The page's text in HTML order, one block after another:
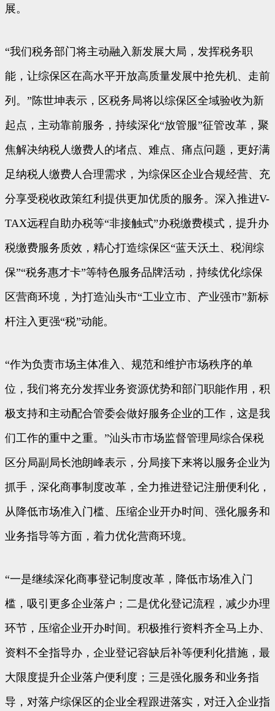
展。
“我们税务部门将主动融入新发展大局，发挥税务职
能，让综保区在高水平开放高质量发展中抢先机、走前
列。”陈世坤表示，区税务局将以综保区全域验收为新
起点，主动靠前服务，持续深化“放管服”征管改革，聚
焦解决纳税人缴费人的堵点、难点、痛点问题，更好满
足纳税人缴费人合理需求，为综保区企业合规经营、充
分享受税收政策红利提供更加优质的服务。深入推进V-
TAX远程自助办税等“非接触式”办税缴费模式，提升办
税缴费服务质效，精心打造综保区“蓝天沃土、税润综
保”“税务惠才卡”等特色服务品牌活动，持续优化综保
区营商环境，为打造汕头市“工业立市、产业强市”新标
杆注入更强“税”动能。
“作为负责市场主体准入、规范和维护市场秩序的单
位，我们将充分发挥业务资源优势和部门职能作用，积
极支持和主动配合管委会做好服务企业的工作，这是我
们工作的重中之重。”汕头市市场监督管理局综合保税
区分局副局长池朗峰表示，分局接下来将以服务企业为
抓手，深化商事制度改革，全力推进登记注册便利化，
从降低市场准入门槛、压缩企业开办时间、强化服务和
业务指导等方面，着力优化营商环境。
“一是继续深化商事登记制度改革，降低市场准入门
槛，吸引更多企业落户；二是优化登记流程，减少办理
环节，压缩企业开办时间。积极推行资料齐全马上办、
资料不全指导办，企业登记容缺后补等便利化措施，最
大限度提升企业落户便利度；三是强化服务和业务指
导，对落户综保区的企业全程跟进落实，对迁入企业指